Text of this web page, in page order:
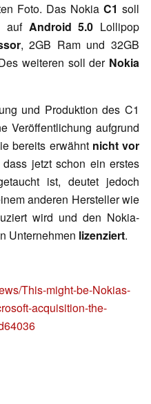
Foto. Das Nokia C1 soll
auf Android 5.0 Lollipop
, 2GB Ram und 32GB
weiteren soll derNokia
und Produktion des C1
Veröffentlichung aufgrund
bereits erwähnt nicht vor
jetzt schon ein erstes
ist, deutet jedoch
anderen Hersteller wie
wird und den Nokia-
Unternehmen lizenziert.
This-might-be-Nokias-
acquisition-the-